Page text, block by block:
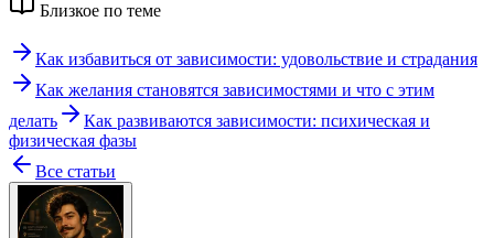
Близкое по теме
Как избавиться от зависимости: удовольствие и страдания
Как желания становятся зависимостями и что с этим
делать
Как развиваются зависимости: психическая и
физическая фазы
Все статьи